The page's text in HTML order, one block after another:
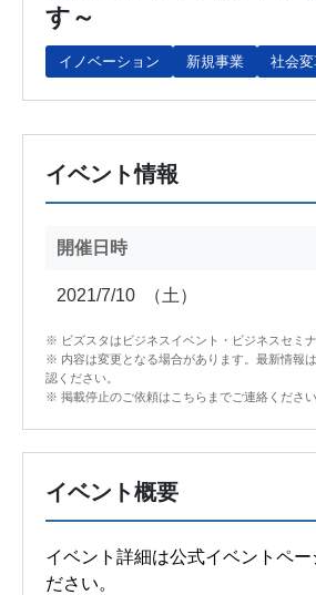
す～
イノベーション 新規事業 社会
イベント情報
開催日時
2021/7/10 （土）
※ ビズスタはビジネスイベント・ビジネスセミ
※ 内容は変更となる場合があります。最新情報
認ください。
※ 掲載停止のご依頼はこちらまでご連絡くださ
イベント概要
イベント詳細は公式イベントペー
ださい。